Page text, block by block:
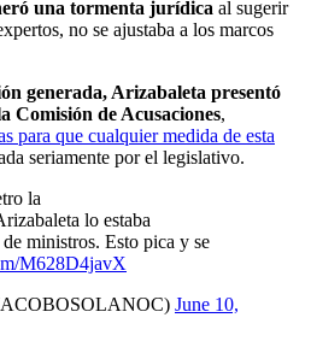
una tormenta jurídica al sugerir
no se ajustaba a los marcos
generada, Arizabaleta presentó
Comisión de Acusaciones,
para que cualquier medida de esta
seriamente por el legislativo.
la
lo estaba
ministros. Esto pica y se
M628D4javX
June 10,